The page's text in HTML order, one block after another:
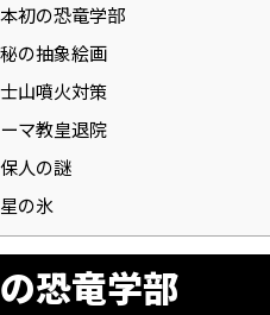
初の恐竜学部
の抽象絵画
山噴火対策
マ教皇退院
人の謎
の氷
恐竜学部